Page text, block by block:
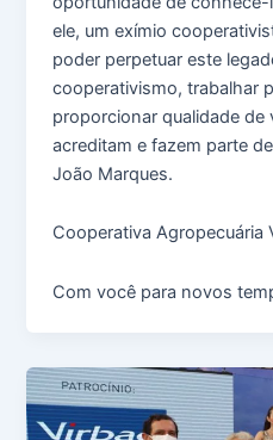
ele, um exímio
poder perpetuar este
cooperativismo, trabalhar
proporcionar qualidade de
acreditam e fazem parte
João Marques.
Cooperativa Agropecuária
Com você para novos